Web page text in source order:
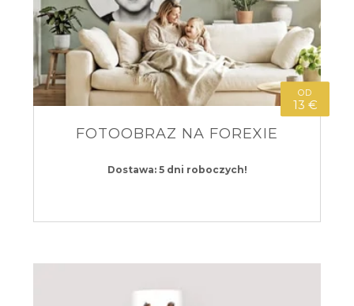
OD
13 €
FOTOOBRAZ NA FOREXIE
Dostawa: 5 dni roboczych!